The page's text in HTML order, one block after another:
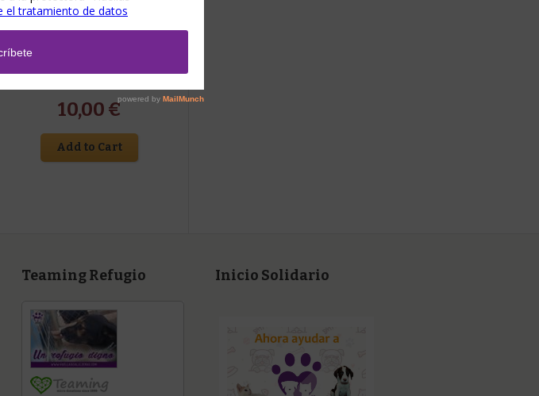
Accesorios,Huellas Callejeras,Regalos para
10,00 €
Add to Cart
Teaming Refugio Inicio Solidario